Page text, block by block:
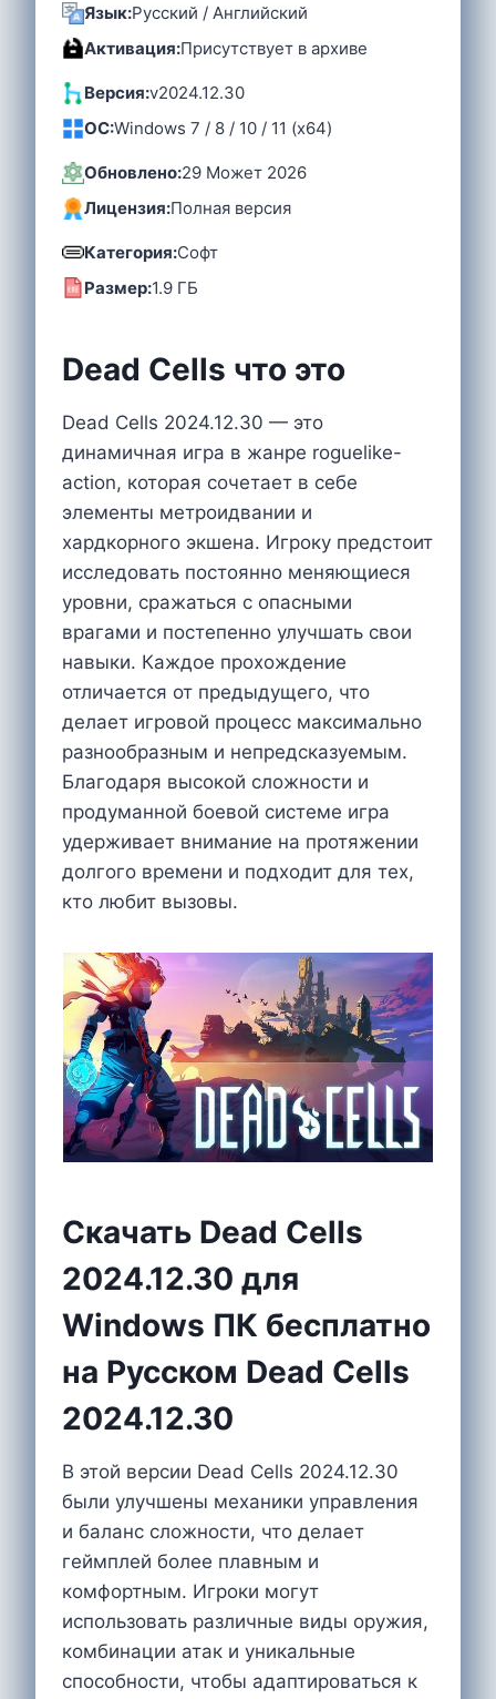
Язык:Русский / Английский
Активация:Присутствует в архиве
Версия:v2024.12.30
OC:Windows 7 / 8 / 10 / 11 (x64)
Обновлено:29 Может 2026
Лицензия:Полная версия
Категория:Софт
Размер:1.9 ГБ
Dead Cells что это
Dead Cells 2024.12.30 — это
динамичная игра в жанре roguelike-
action, которая сочетает в себе
элементы метроидвании и
хардкорного экшена. Игроку предстоит
исследовать постоянно меняющиеся
уровни, сражаться с опасными
врагами и постепенно улучшать свои
навыки. Каждое прохождение
отличается от предыдущего, что
делает игровой процесс максимально
разнообразным и непредсказуемым.
Благодаря высокой сложности и
продуманной боевой системе игра
удерживает внимание на протяжении
долгого времени и подходит для тех,
кто любит вызовы.
Скачать Dead Cells
2024.12.30 для
Windows ПК бесплатно
на Русском Dead Cells
2024.12.30
В этой версии Dead Cells 2024.12.30
были улучшены механики управления
и баланс сложности, что делает
геймплей более плавным и
комфортным. Игроки могут
использовать различные виды оружия,
комбинации атак и уникальные
способности, чтобы адаптироваться к